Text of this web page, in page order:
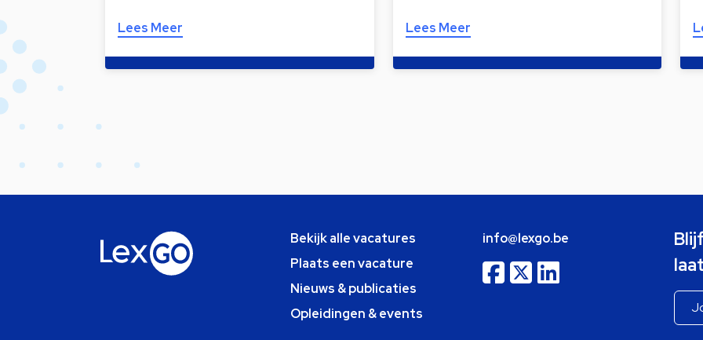
Lees Meer Lees Meer
Bekijk alle vacatures
Plaats een vacature
Nieuws & publicaties
Opleidingen & events
info@lexgo.be